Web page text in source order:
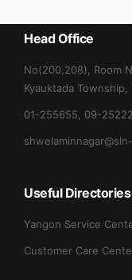
Head Office
No(200,208), Room
Kyauktada Township,
01-255655, 09-
Useful Directories
Yangon Service
Customer Care